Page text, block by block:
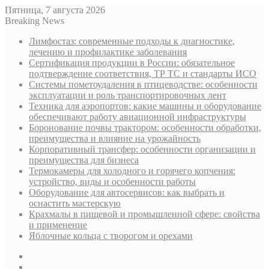
Пятница, 7 августа 2026
Breaking News
Лимфостаз: современные подходы к диагностике,
лечению и профилактике заболевания
Сертификация продукции в России: обязательное
подтверждение соответствия, ТР ТС и стандарты ИСО
Системы пометоудаления в птицеводстве: особенности
эксплуатации и роль транспортировочных лент
Техника для аэропортов: какие машины и оборудование
обеспечивают работу авиационной инфраструктуры
Боронование почвы трактором: особенности обработки,
преимущества и влияние на урожайность
Корпоративный трансфер: особенности организации и
преимущества для бизнеса
Термокамеры для холодного и горячего копчения:
устройство, виды и особенности работы
Оборудование для автосервисов: как выбрать и
оснастить мастерскую
Крахмалы в пищевой и промышленной сфере: свойства
и применение
Яблочные кольца с творогом и орехами